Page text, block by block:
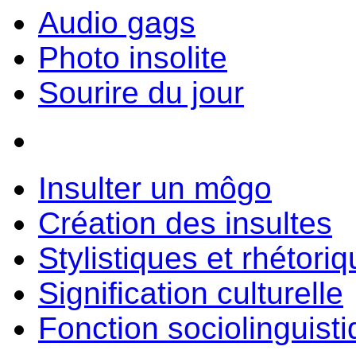
Audio gags
Photo insolite
Sourire du jour
Insulter un môgo
Création des insultes
Stylistiques et
Signification culturelle
Fonction